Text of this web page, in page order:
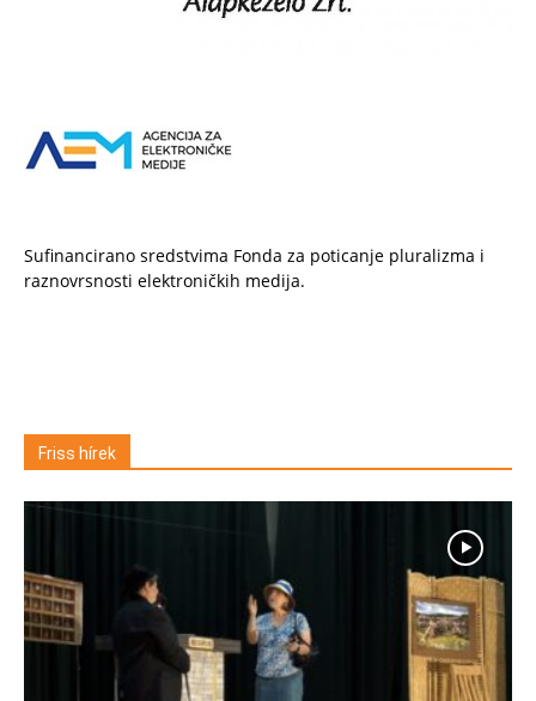
Sufinancirano sredstvima Fonda za poticanje pluralizma i
raznovrsnosti elektroničkih medija.
Friss hírek